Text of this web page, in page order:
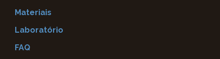
Materiais
Laboratório
FAQ